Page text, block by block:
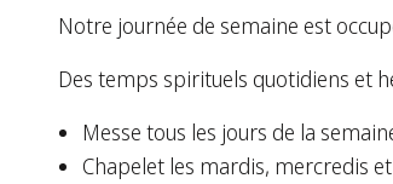
Notre journée de semaine est
Des temps spirituels quotidiens et
Messe tous les jours de la
Chapelet les mardis, mercredis